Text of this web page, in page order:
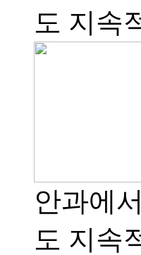
도 지속
안과에
도 지속